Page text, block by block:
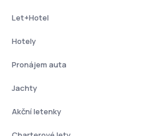
Let+Hotel
Hotely
Pronájem auta
Jachty
Akční letenky